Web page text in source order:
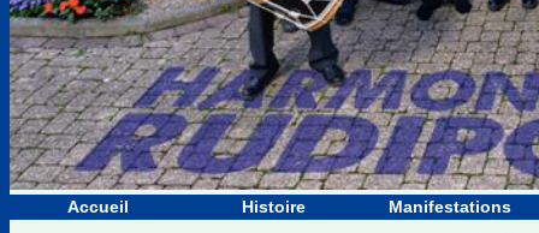
Accueil Histoire Manifestations